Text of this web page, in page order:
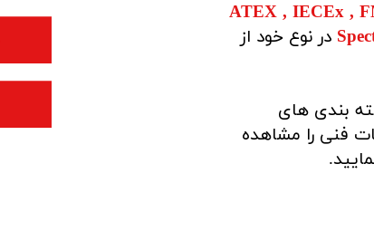
ATEX , IECEx ,
در نوع خود از
بندی های
فنی را مشاهده